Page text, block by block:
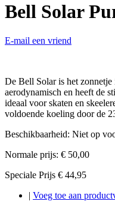
Bell Solar
E-mail een vriend
De Bell Solar is het
aerodynamisch en heeft de
ideaal voor skaten en
voldoende koeling door de
Beschikbaarheid: Niet op
Normale prijs: € 50,00
Speciale Prijs € 44,95
Voeg toe aan